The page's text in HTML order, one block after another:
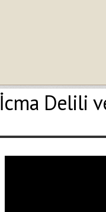
İcma Delili